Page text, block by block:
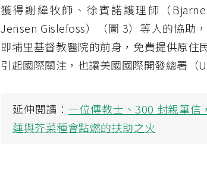
獲得謝緯牧師、徐賓諾護理師（
Jensen Gislefoss）（圖 3）等人的協助
即埔里基督教醫院的前身，免費提供原住
引起國際關注，也讓美國國際開發總署（
延伸閱讀： 一位傳教士、300 封親筆信
蓮與芥菜種會點燃的扶助之火